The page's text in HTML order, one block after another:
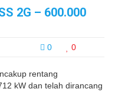
2G – 600.000
0 0
rentang
kW dan telah dirancang